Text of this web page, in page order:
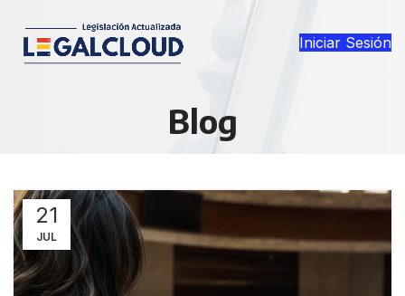
Iniciar Sesión
Blog
21
JUL